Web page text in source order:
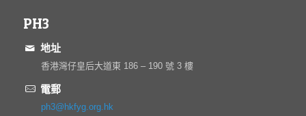
PH3
地址
香港灣仔皇后大道東 186 – 190 號 3 樓
電郵
ph3@hkfyg.org.hk